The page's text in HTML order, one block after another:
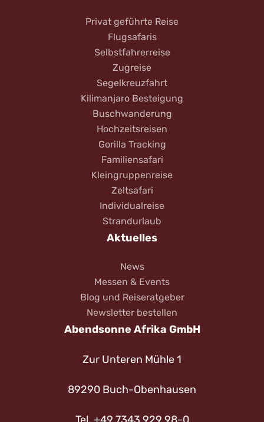
Privat geführte Reise
Flugsafaris
Selbstfahrerreise
Zugreise
Segelkreuzfahrt
Kilimanjaro Besteigung
Buschwanderung
Hochzeitsreisen
Gorilla Tracking
Familiensafari
Kleingruppenreise
Zeltsafari
Individualreise
Strandurlaub
Aktuelles
News
Messen & Events
Blog und Reiseratgeber
Newsletter bestellen
Abendsonne Afrika GmbH
Zur Unteren Mühle 1
89290 Buch-Obenhausen